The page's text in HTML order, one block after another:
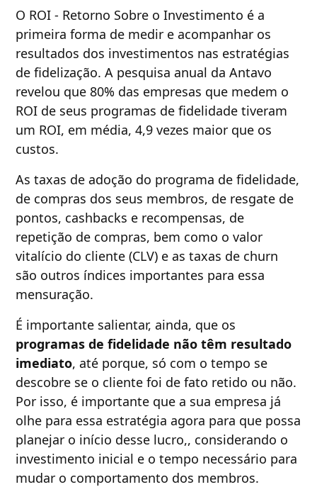
O ROI - Retorno Sobre o Investimento é a
primeira forma de medir e acompanhar os
resultados dos investimentos nas estratégias
de fidelização. A pesquisa anual da Antavo
revelou que 80% das empresas que medem o
ROI de seus programas de fidelidade tiveram
um ROI, em média, 4,9 vezes maior que os
custos.
As taxas de adoção do programa de fidelidade,
de compras dos seus membros, de resgate de
pontos, cashbacks e recompensas, de
repetição de compras, bem como o valor
vitalício do cliente (CLV) e as taxas de churn
são outros índices importantes para essa
mensuração.
É importante salientar, ainda, que os
programas de fidelidade não têm resultado
imediato, até porque, só com o tempo se
descobre se o cliente foi de fato retido ou não.
Por isso, é importante que a sua empresa já
olhe para essa estratégia agora para que possa
planejar o início desse lucro,, considerando o
investimento inicial e o tempo necessário para
mudar o comportamento dos membros.